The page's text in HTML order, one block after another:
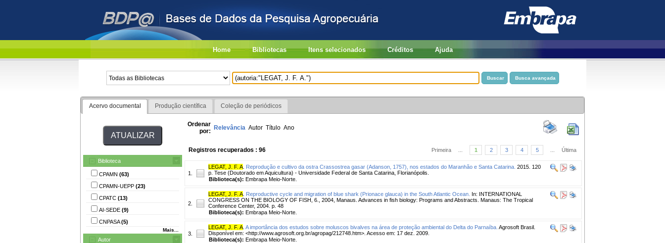
Home Bibliotecas Itens selecionados Créditos Ajuda
Acervo documental Produção científica Coleção de periódicos
Biblioteca
CPAMN (63)
CPAMN-UEPP (23)
CPATC (13)
AI-SEDE (9)
CNPASA(5)
Mais...
Autor
Ordenar
por: Relevância Autor Título Ano
Registros recuperados : 96 Primeira 1 2 3 4 5 Última
1.
LEGAT, J. F. A Reprodução e cultivo da ostra Crassostrea gasar (Adanson, 1757), nos estados do Maranhão e Santa Catarina. 2015. 120
p. Tese (Doutorado em Aquicultura) - Universidade Federal de Santa Catarina, Florianópolis.
Biblioteca(s): Embrapa Meio-Norte.
2.
LEGAT, J. F. A Reproductive cycle and migration of blue shark (Prionace glauca) in the South Atlantic Ocean. In: INTERNATIONAL
CONGRESS ON THE BIOLOGY OF FISH, 6., 2004, Manaus. Advances in fish biology: Programs and Abstracts. Manaus: The Tropical
Conference Center, 2004. p. 48
Biblioteca(s): Embrapa Meio-Norte.
3.
LEGAT, J. F. A A importância dos estudos sobre moluscos bivalves na área de proteção ambiental do Delta do Parnaíba. Agrosoft Brasil.
Disponível em: <http://www.agrosoft.org.br/agropag/212748.htm>. Acesso em: 17 dez. 2009.
Biblioteca(s): Embrapa Meio-Norte.